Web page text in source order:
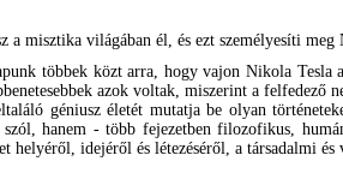
a misztika világában él, és ezt személyesíti
többek közt arra, hogy vajon Nikola
azok voltak, miszerint a felfedező
géniusz életét mutatja be olyan
szól, hanem - több fejezetben filozofikus,
helyéről, idejéről és létezéséről, a társadalmi